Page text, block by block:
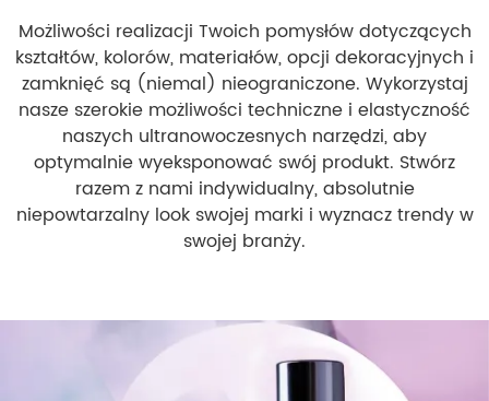
Możliwości realizacji Twoich pomysłów dotyczących
kształtów, kolorów, materiałów, opcji dekoracyjnych i
zamknięć są (niemal) nieograniczone. Wykorzystaj
nasze szerokie możliwości techniczne i elastyczność
naszych ultranowoczesnych narzędzi, aby
optymalnie wyeksponować swój produkt. Stwórz
razem z nami indywidualny, absolutnie
niepowtarzalny look swojej marki i wyznacz trendy w
swojej branży.